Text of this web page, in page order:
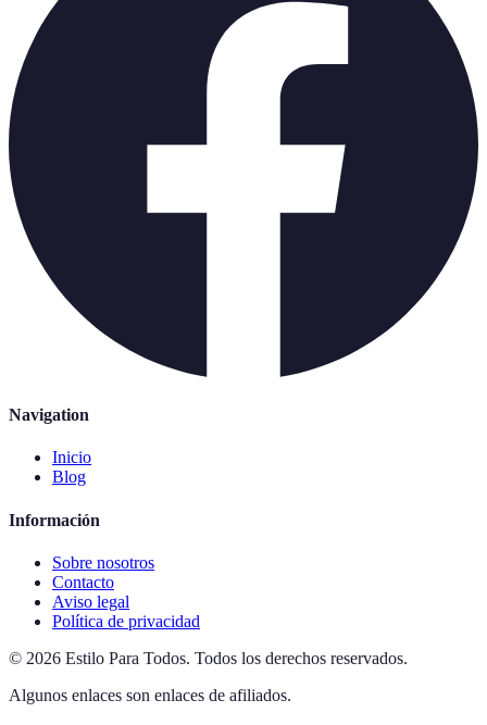
Navigation
Inicio
Blog
Información
Sobre nosotros
Contacto
Aviso legal
Política de privacidad
© 2026 Estilo Para Todos. Todos los derechos reservados.
Algunos enlaces son enlaces de afiliados.